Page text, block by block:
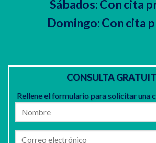
Sábados: Con cita
Domingo: Con cita
CONSULTA
Rellene el formulario para solicitar una